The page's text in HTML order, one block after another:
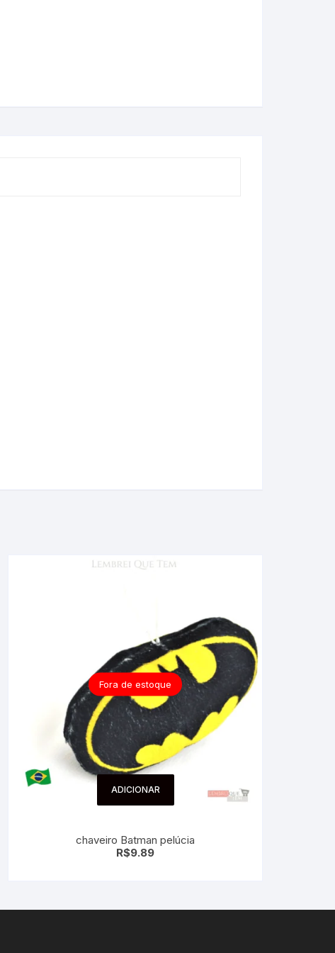
Fora de estoque
ADICIONAR
chaveiro Batman pelúcia
R$9.89